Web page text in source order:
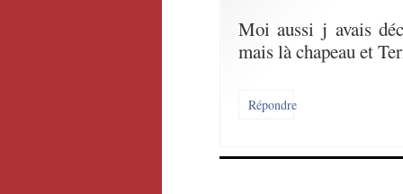
Moi aussi j avais
mais là chapeau et
Répondre